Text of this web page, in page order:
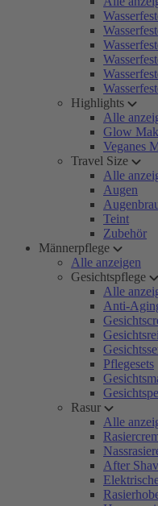
Highlights
Alle
Glow
Veganes
Travel Size
Alle
Augen
Teint
Zubehör
Männerpflege
Alle anzeigen
Gesichtspflege
Alle
Anti-
Pflegesets
Rasur
Alle
After